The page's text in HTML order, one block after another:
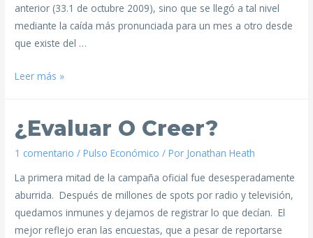
anterior (33.1 de octubre 2009), sino que se llegó a tal nivel
mediante la caída más pronunciada para un mes a otro desde
que existe del …
Leer más »
¿Evaluar O Creer?
1 comentario /Pulso Económico / Por Jonathan Heath
La primera mitad de la campaña oficial fue desesperadamente
aburrida. Después de millones de spots por radio y televisión,
quedamos inmunes y dejamos de registrar lo que decían. El
mejor reflejo eran las encuestas, que a pesar de reportarse